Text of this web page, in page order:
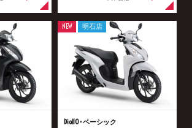
Dio110･ベーシック
NEW 明石店